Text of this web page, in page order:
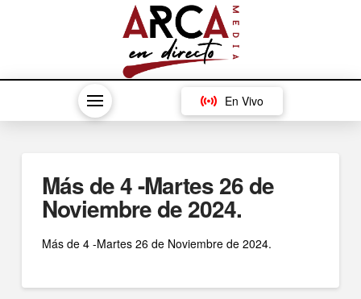
En Vivo
Más de 4 -Martes 26 de
Noviembre de 2024.
Más de 4 -Martes 26 de Noviembre de 2024.